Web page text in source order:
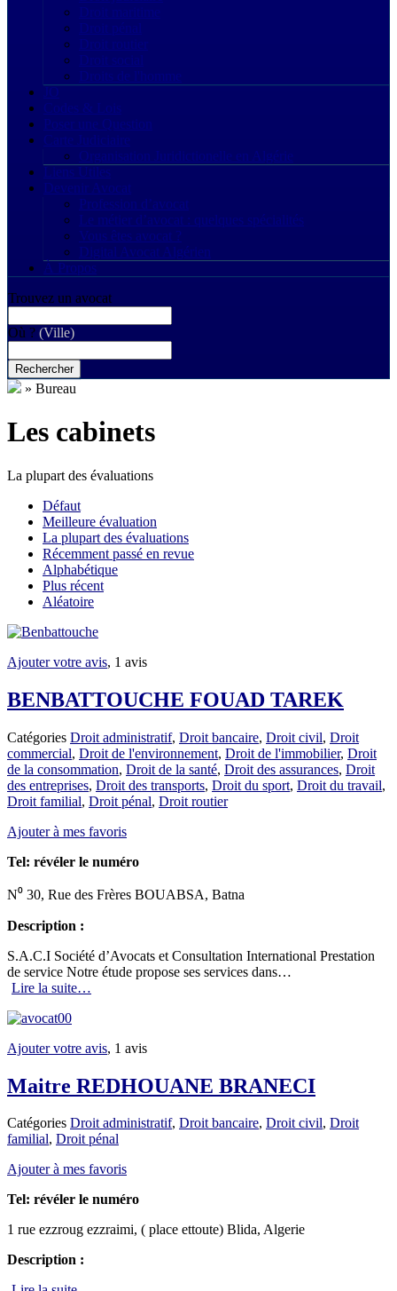
Droit maritime
Droit pénal
Droit routier
Droit social
Droits de l'homme
JO
Codes & Lois
Poser une Question
Carte Judiciaire
Organisation Juridictionelle en Algérie
Liens Utiles
Devenir Avocat
Profession d’avocat
Le métier d’avocat : quelques spécialités
Vous êtes avocat ?
Digital Avocat Algérien
À Propos
Trouvez un avocat
Où ? (Ville)
Rechercher
» Bureau
Les cabinets
La plupart des évaluations
Défaut
Meilleure évaluation
La plupart des évaluations
Récemment passé en revue
Alphabétique
Plus récent
Aléatoire
Ajouter votre avis, 1 avis
BENBATTOUCHE FOUAD TAREK
Catégories Droit administratif, Droit bancaire, Droit civil, Droit
commercial, Droit de l'environnement, Droit de l'immobilier, Droit
de la consommation, Droit de la santé, Droit des assurances, Droit
des entreprises, Droit des transports, Droit du sport, Droit du travail,
Droit familial, Droit pénal, Droit routier
Ajouter à mes favoris
Tel: révéler le numéro
N⁰ 30, Rue des Frères BOUABSA, Batna
Description :
S.A.C.I Société d’Avocats et Consultation International Prestation
de service Notre étude propose ses services dans…
Lire la suite…
Ajouter votre avis, 1 avis
Maitre REDHOUANE BRANECI
Catégories Droit administratif, Droit bancaire, Droit civil, Droit
familial, Droit pénal
Ajouter à mes favoris
Tel: révéler le numéro
1 rue ezzroug ezzraimi, ( place ettoute) Blida, Algerie
Description :